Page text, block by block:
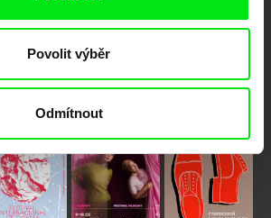
Povolit výběr
Odmítnout
filmu sdružených do Doc Alliance. Naším cílem je
kvalitní autorské filmy.
Členové Doc Alliance